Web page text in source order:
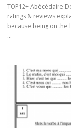
TOP12+ Abécédaire
ratings & reviews
because being on the
…